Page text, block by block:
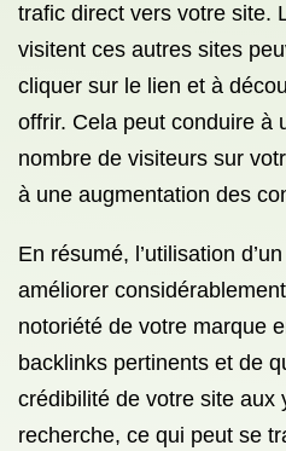
trafic direct vers votre site.
visitent ces autres sites
cliquer sur le lien et à
offrir. Cela peut conduire à
nombre de visiteurs sur
à une augmentation des
En résumé, l’utilisation
améliorer
notoriété de votre marque
backlinks pertinents et de
crédibilité de votre site aux
recherche, ce qui peut se